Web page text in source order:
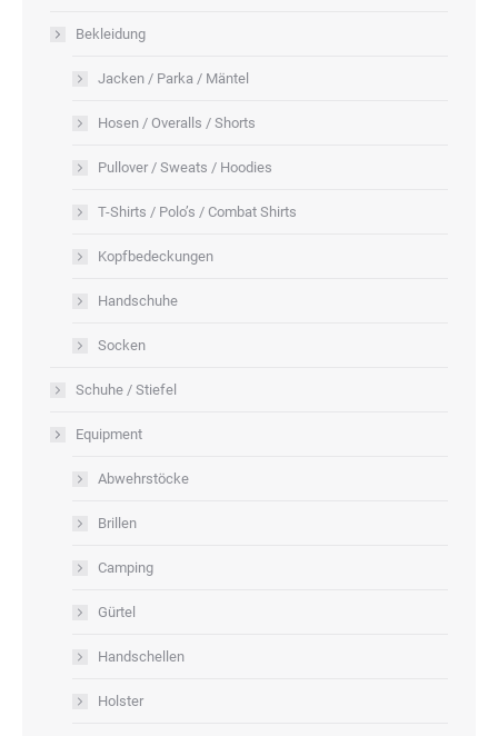
werden
Bekleidung
Jacken / Parka / Mäntel
Hosen / Overalls / Shorts
Pullover / Sweats / Hoodies
T-Shirts / Polo’s / Combat Shirts
Kopfbedeckungen
Handschuhe
Socken
Schuhe / Stiefel
Equipment
Abwehrstöcke
Brillen
Camping
Gürtel
Handschellen
Holster